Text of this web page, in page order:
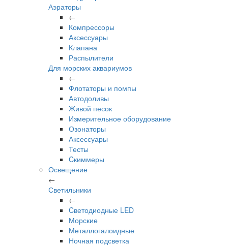
Аэраторы
←
Компрессоры
Аксессуары
Клапана
Распылители
Для морских аквариумов
←
Флотаторы и помпы
Автодоливы
Живой песок
Измерительное оборудование
Озонаторы
Аксессуары
Тесты
Cкиммеры
Освещение
←
Светильники
←
Cветодиодные LED
Морские
Металлогалоидные
Ночная подсветка